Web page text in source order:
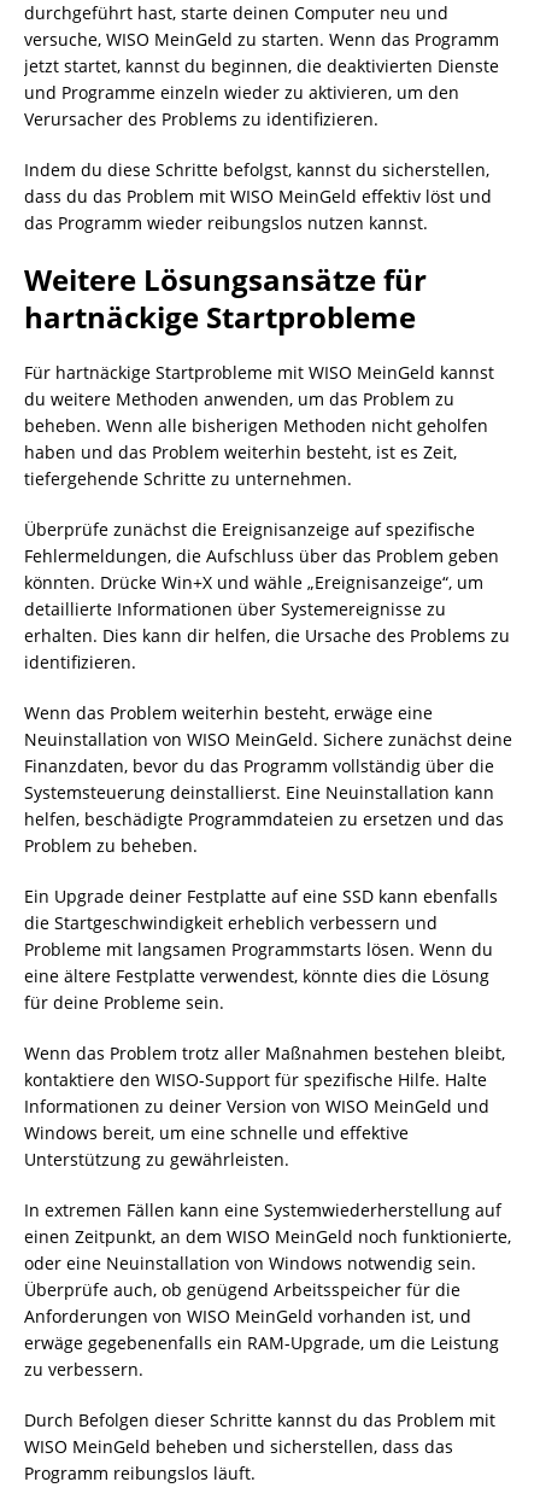
durchgeführt hast, starte deinen Computer neu und
versuche, WISO MeinGeld zu starten. Wenn das Programm
jetzt startet, kannst du beginnen, die deaktivierten Dienste
und Programme einzeln wieder zu aktivieren, um den
Verursacher des Problems zu identifizieren.
Indem du diese Schritte befolgst, kannst du sicherstellen,
dass du das Problem mit WISO MeinGeld effektiv löst und
das Programm wieder reibungslos nutzen kannst.
Weitere Lösungsansätze für
hartnäckige Startprobleme
Für hartnäckige Startprobleme mit WISO MeinGeld kannst
du weitere Methoden anwenden, um das Problem zu
beheben. Wenn alle bisherigen Methoden nicht geholfen
haben und das Problem weiterhin besteht, ist es Zeit,
tiefergehende Schritte zu unternehmen.
Überprüfe zunächst die Ereignisanzeige auf spezifische
Fehlermeldungen, die Aufschluss über das Problem geben
könnten. Drücke Win+X und wähle „Ereignisanzeige“, um
detaillierte Informationen über Systemereignisse zu
erhalten. Dies kann dir helfen, die Ursache des Problems zu
identifizieren.
Wenn das Problem weiterhin besteht, erwäge eine
Neuinstallation von WISO MeinGeld. Sichere zunächst deine
Finanzdaten, bevor du das Programm vollständig über die
Systemsteuerung deinstallierst. Eine Neuinstallation kann
helfen, beschädigte Programmdateien zu ersetzen und das
Problem zu beheben.
Ein Upgrade deiner Festplatte auf eine SSD kann ebenfalls
die Startgeschwindigkeit erheblich verbessern und
Probleme mit langsamen Programmstarts lösen. Wenn du
eine ältere Festplatte verwendest, könnte dies die Lösung
für deine Probleme sein.
Wenn das Problem trotz aller Maßnahmen bestehen bleibt,
kontaktiere den WISO-Support für spezifische Hilfe. Halte
Informationen zu deiner Version von WISO MeinGeld und
Windows bereit, um eine schnelle und effektive
Unterstützung zu gewährleisten.
In extremen Fällen kann eine Systemwiederherstellung auf
einen Zeitpunkt, an dem WISO MeinGeld noch funktionierte,
oder eine Neuinstallation von Windows notwendig sein.
Überprüfe auch, ob genügend Arbeitsspeicher für die
Anforderungen von WISO MeinGeld vorhanden ist, und
erwäge gegebenenfalls ein RAM-Upgrade, um die Leistung
zu verbessern.
Durch Befolgen dieser Schritte kannst du das Problem mit
WISO MeinGeld beheben und sicherstellen, dass das
Programm reibungslos läuft.